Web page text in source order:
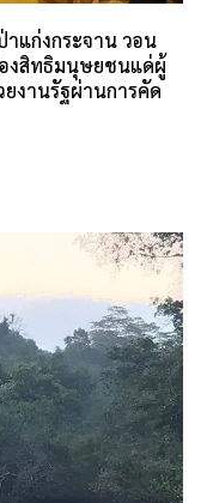
แก่งกระจาน วอน
งสิทธิมนุษยชนแด่ผู้
งานรัฐผ่านการคัด